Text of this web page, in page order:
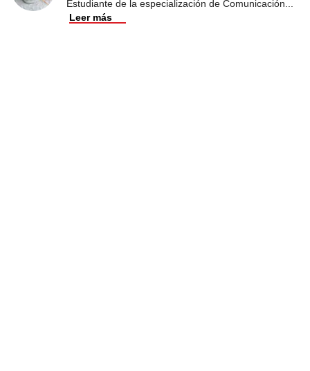
Estudiante de la especialización de Comunicación
Leer más